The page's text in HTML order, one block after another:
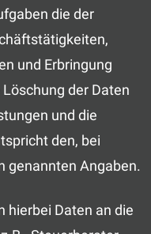
die der
und Erbringung
der Daten
und die
den, bei
genannten Angaben.
hierbei Daten an die